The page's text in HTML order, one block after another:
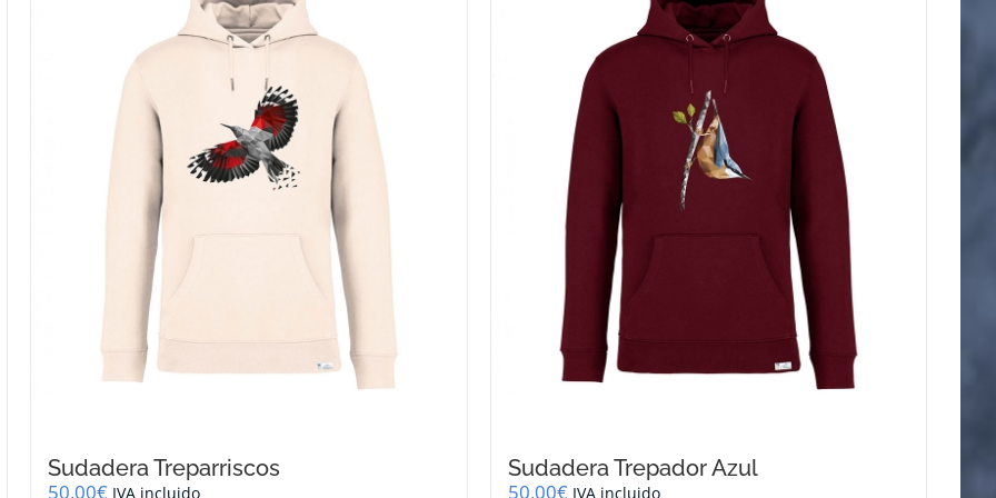
opciones
se
elegir
página
de
producto
opciones
se
pueden
elegir
página
producto
Sudadera Treparriscos
50,00€ IVA incluido
Sudadera Trepador Azul
50,00€ IVA incluido